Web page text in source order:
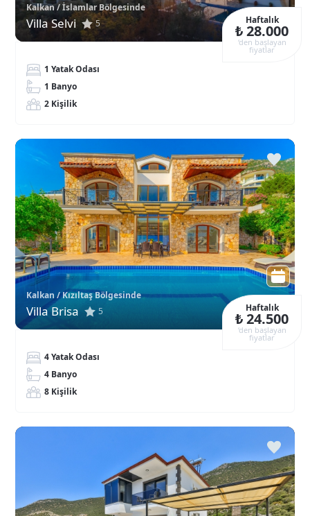
Kalkan / İslamlar Bölgesinde
Villa Selvi 5 Haftalık
₺ 28.000
‘den başlayan
fiyatlar
1 Yatak Odası
1 Banyo
2 Kişilik
Kalkan / Kızıltaş Bölgesinde
Villa Brisa 5 Haftalık
₺ 24.500
‘den başlayan
fiyatlar
4 Yatak Odası
4 Banyo
8 Kişilik